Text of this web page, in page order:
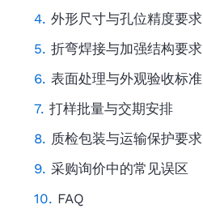
外形尺寸与孔位精度要求
折弯焊接与加强结构要求
表面处理与外观验收标准
打样批量与交期安排
质检包装与运输保护要求
采购询价中的常见误区
FAQ